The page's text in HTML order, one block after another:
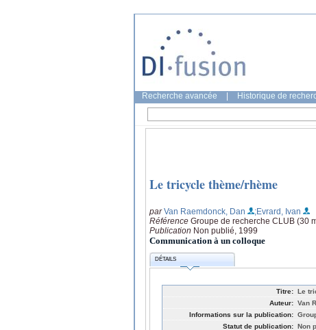
Recherche avancée Historique de
Le tricycle thème/rhème
parVan Raemdonck, Dan
;Evrard, Ivan
Référence Groupe de recherche CLUB (30
Publication Non publié, 1999
Communication à un colloque
DÉTAILS
Titre: Le
Auteur: Van
Informations sur la publication:
Statut de publication: Non